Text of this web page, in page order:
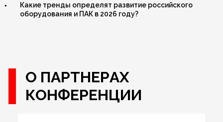
Какие тренды определят развитие российского
оборудования и ПАК в 2026 году?
О ПАРТНЕРАХ
КОНФЕРЕНЦИИ